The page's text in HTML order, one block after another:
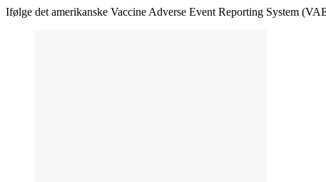
Ifølge det amerikanske Vaccine Adverse Event Reporting System